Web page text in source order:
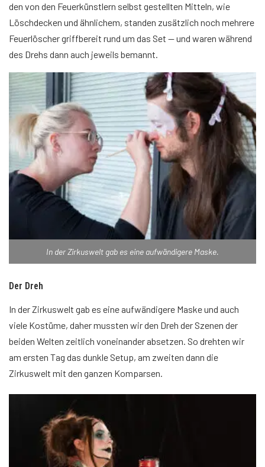
den von den Feuerkünstlern selbst gestellten Mitteln, wie
Löschdecken und ähnlichem, standen zusätzlich noch mehrere
Feuerlöscher griffbereit rund um das Set — und waren während
des Drehs dann auch jeweils bemannt.
In der Zirkuswelt gab es eine aufwändigere Maske.
Der Dreh
In der Zirkuswelt gab es eine aufwändigere Maske und auch
viele Kostüme, daher mussten wir den Dreh der Szenen der
beiden Welten zeitlich voneinander absetzen. So drehten wir
am ersten Tag das dunkle Setup, am zweiten dann die
Zirkuswelt mit den ganzen Komparsen.